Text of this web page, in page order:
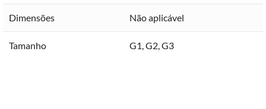
Dimensões Não aplicável
Tamanho G1 G2 G3